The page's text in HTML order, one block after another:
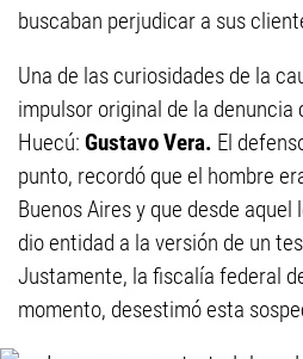
buscaban perjudicar a sus
Una de las curiosidades de la
impulsor original de la denuncia
Huecú: Gustavo Vera. El
punto, recordó que el hombre
Buenos Aires y que desde
dio entidad a la versión de un
Justamente, la fiscalía federal
momento, desestimó esta